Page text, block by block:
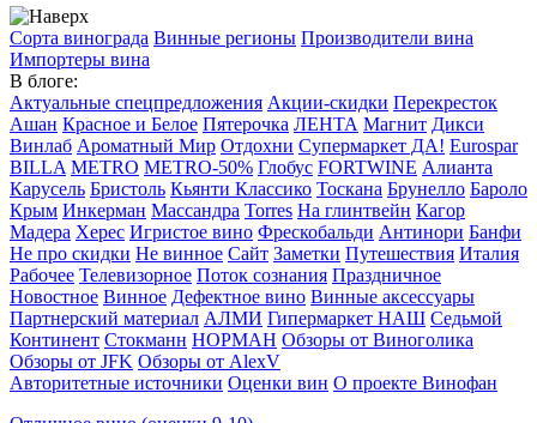
Сорта винограда Винные регионы Производители вина
Импортеры вина
В блоге:
Актуальные спецпредложения Акции-скидки Перекресток
Ашан Красное и Белое Пятерочка ЛЕНТА Магнит Дикси
Винлаб Ароматный Мир Отдохни Супермаркет ДА! Eurospar
BILLA METRO METRO-50% Глобус FORTWINE Алианта
Карусель Бристоль Кьянти Классико Тоскана Брунелло Бароло
Крым Инкерман Массандра Torres На глинтвейн Кагор
Мадера Херес Игристое вино Фрескобальди Антинори Банфи
Не про скидки Не винное Сайт Заметки Путешествия Италия
Рабочее Телевизорное Поток сознания Праздничное
Новостное Винное Дефектное вино Винные аксессуары
Партнерский материал АЛМИ Гипермаркет НАШ Седьмой
Континент Стокманн НОРМАН Обзоры от Виноголика
Обзоры от JFK Обзоры от AlexV
Авторитетные источники Оценки вин О проекте Винофан